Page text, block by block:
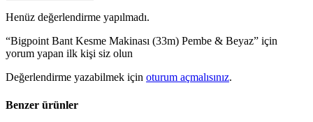
Henüz değerlendirme yapılmadı.
“Bigpoint Bant Kesme Makinası (33m) Pembe & Beyaz” için
yorum yapan ilk kişi siz olun
Değerlendirme yazabilmek için oturum açmalısınız.
Benzer ürünler